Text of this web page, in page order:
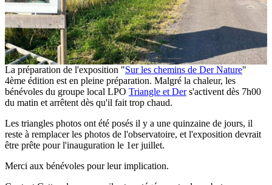
La préparation de l'exposition "Sur les chemins de Der Nature"
4ème édition est en pleine préparation. Malgré la chaleur, les
bénévoles du groupe local LPO Triangle et Ders'activent dès 7h00
du matin et arrêtent dès qu'il fait trop chaud.
Les triangles photos ont été posés il y a une quinzaine de jours, il
reste à remplacer les photos de l'observatoire, et l'exposition devrait
être prête pour l'inauguration le 1er juillet.
Merci aux bénévoles pour leur implication.